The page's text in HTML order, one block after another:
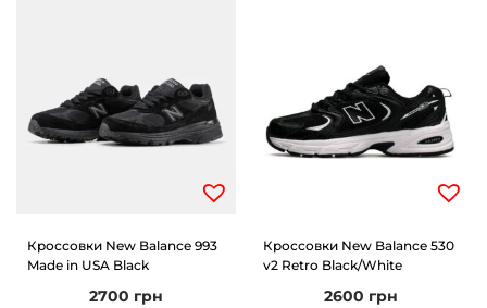
Кроссовки New Balance 993
Made in USA Black
2700 грн
Кроссовки New Balance 530
v2 Retro Black/White
2600 грн